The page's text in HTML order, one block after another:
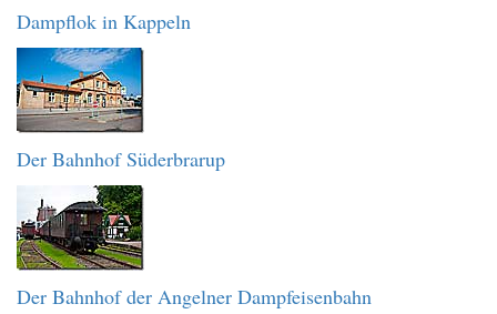
Dampflok in Kappeln
Der Bahnhof Süderbrarup
Der Bahnhof der Angelner Dampfeisenbahn